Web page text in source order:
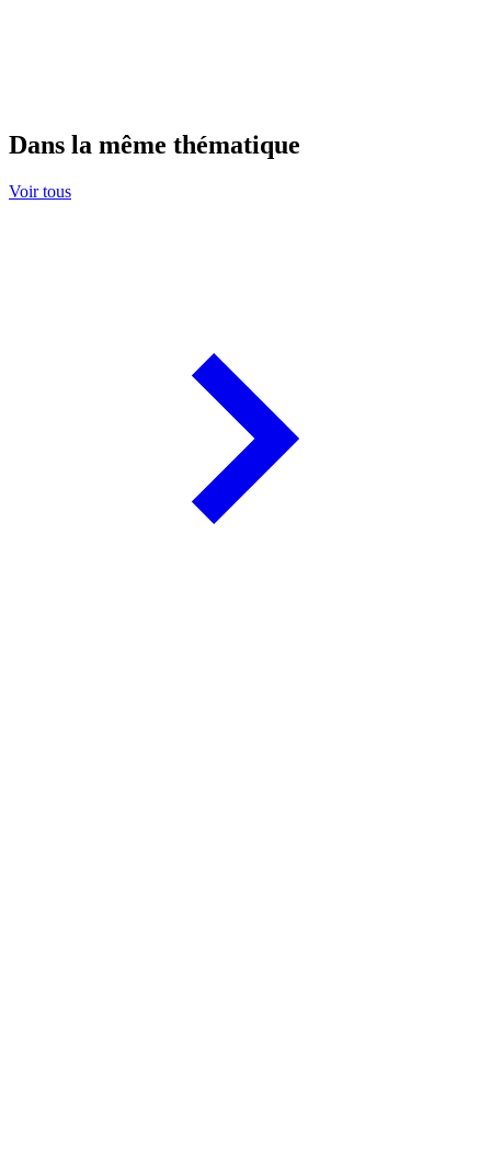
Dans la même thématique
Voir tous